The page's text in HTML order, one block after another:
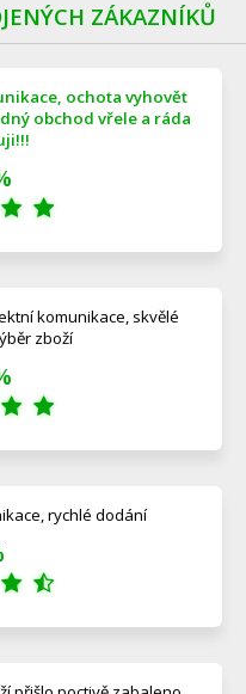
ZÁKAZNÍKŮ
ochota vyhovět
obchod vřele a ráda
komunikace, skvělé
zboží
rychlé dodání